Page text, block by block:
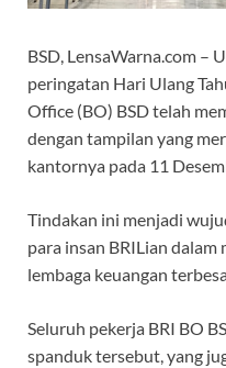
BSD, LensaWarna.com –
peringatan Hari Ulang
Office (BO) BSD telah
dengan tampilan yang
kantornya pada 11
Tindakan ini menjadi
para insan BRILian
lembaga keuangan
Seluruh pekerja BRI BO
spanduk tersebut, yang